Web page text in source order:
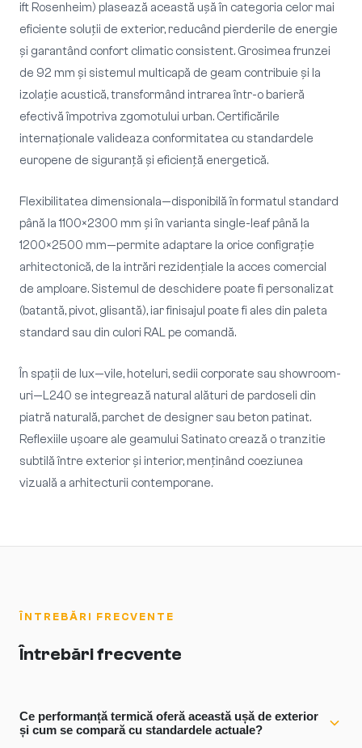
ift Rosenheim) plasează această ușă în categoria celor mai
eficiente soluții de exterior, reducând pierderile de energie
și garantând confort climatic consistent. Grosimea frunzei
de 92 mm și sistemul multicapă de geam contribuie și la
izolație acustică, transformând intrarea într-o barieră
efectivă împotriva zgomotului urban. Certificările
internaționale valideaza conformitatea cu standardele
europene de siguranță și eficiență energetică.
Flexibilitatea dimensionala—disponibilă în formatul standard
până la 1100×2300 mm și în varianta single-leaf până la
1200×2500 mm—permite adaptare la orice configrație
arhitectonică, de la intrări rezidențiale la acces comercial
de amploare. Sistemul de deschidere poate fi personalizat
(batantă, pivot, glisantă), iar finisajul poate fi ales din paleta
standard sau din culori RAL pe comandă.
În spații de lux—vile, hoteluri, sedii corporate sau showroom-
uri—L240 se integrează natural alături de pardoseli din
piatră naturală, parchet de designer sau beton patinat.
Reflexiile ușoare ale geamului Satinato crează o tranzitie
subtilă între exterior și interior, menținând coeziunea
vizuală a arhitecturii contemporane.
ÎNTREBĂRI FRECVENTE
Întrebări frecvente
Ce performanță termică oferă această ușă de exterior
și cum se compară cu standardele actuale?